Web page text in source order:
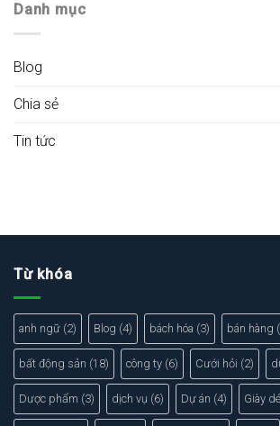
Danh mục
Blog
Chia sẻ
Tin tức
Từ khóa
anh ngữ (2) Blog (4) bách hóa (3) bán hàng
bất động sản (18) công ty (6) Cưới hỏi (2)
Dược phẩm (3) dịch vụ (6) Dự án (4) Giày